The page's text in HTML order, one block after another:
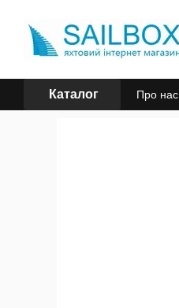
Каталог Про нас